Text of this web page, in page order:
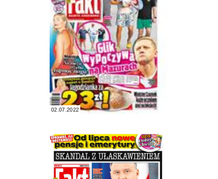
02.07.2022